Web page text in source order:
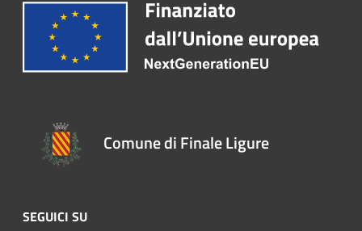
Comune di Finale Ligure
SEGUICI SU